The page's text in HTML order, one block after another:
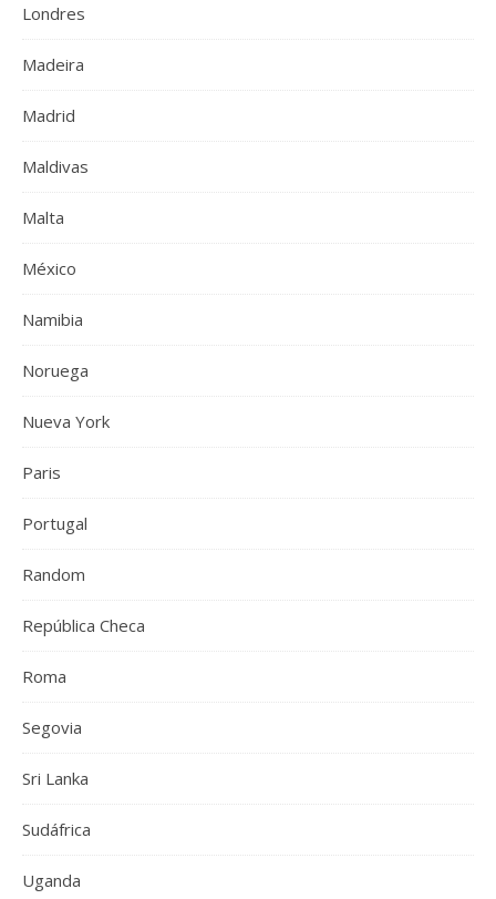
Londres
Madeira
Madrid
Maldivas
Malta
México
Namibia
Noruega
Nueva York
Paris
Portugal
Random
República Checa
Roma
Segovia
Sri Lanka
Sudáfrica
Uganda